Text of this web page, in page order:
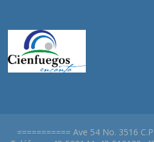
=========== Ave 54 No. 3516